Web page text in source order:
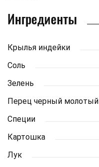
Ингредиенты
Крылья индейки
Соль
Зелень
Перец черный молотый
Специи
Картошка
Лук